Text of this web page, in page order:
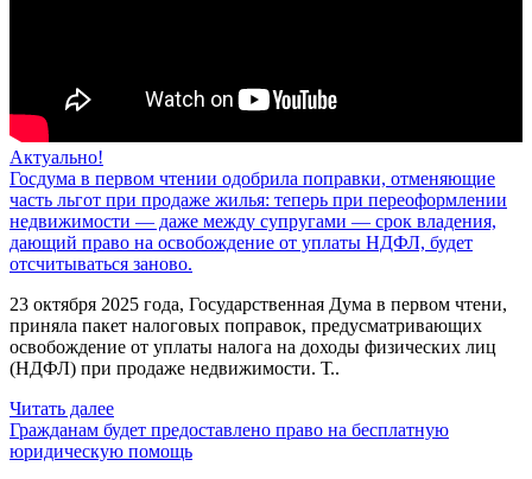
Актуально!
Госдума в первом чтении одобрила поправки, отменяющие
часть льгот при продаже жилья: теперь при переоформлении
недвижимости — даже между супругами — срок владения,
дающий право на освобождение от уплаты НДФЛ, будет
отсчитываться заново.
23 октября 2025 года, Государственная Дума в первом чтени,
приняла пакет налоговых поправок, предусматривающих
освобождение от уплаты налога на доходы физических лиц
(НДФЛ) при продаже недвижимости. Т..
Читать далее
Гражданам будет предоставлено право на бесплатную
юридическую помощь